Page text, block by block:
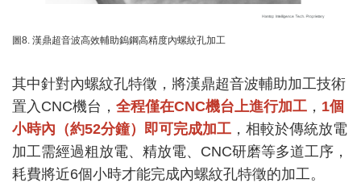
圖8. 漢鼎超音波高效輔助鎢鋼高精度內螺紋孔加工
其中針對內螺紋孔特徵，將漢鼎超音波輔助加工技術
置入 CNC機台， 全程僅在CNC機台上進行加工 ， 1個
小時內（約52分鐘）即可完成加工 ，相較於傳統放電
加工需經過粗放電、精放電、 CNC研磨等多道工序，
耗費將近6個小時才能完成內螺紋孔特徵的加工。